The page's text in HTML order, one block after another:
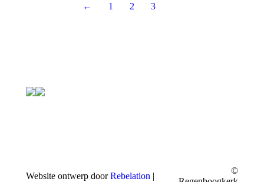
← 1 2 3
Website ontwerp doorRebelation |
©